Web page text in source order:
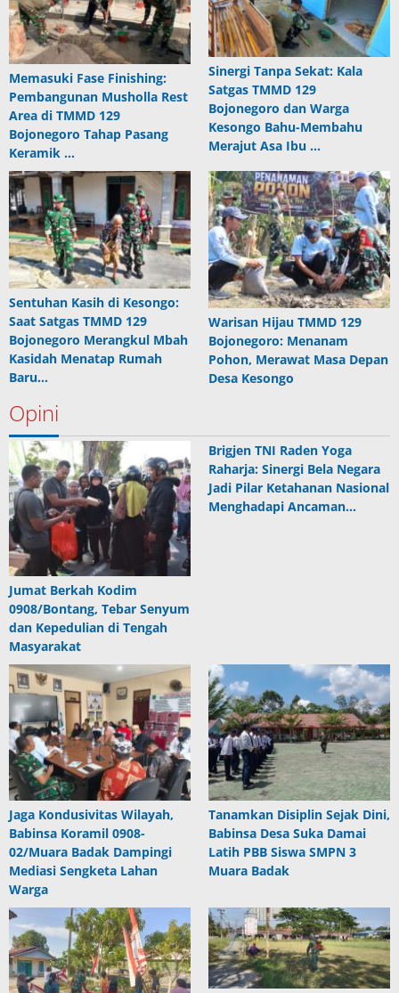
Memasuki Fase Finishing:
Pembangunan Musholla Rest
Area di TMMD 129
Bojonegoro Tahap Pasang
Keramik …
Sinergi Tanpa Sekat: Kala
Satgas TMMD 129
Bojonegoro dan Warga
Kesongo Bahu-Membahu
Merajut Asa Ibu …
Sentuhan Kasih di Kesongo:
Saat Satgas TMMD 129
Bojonegoro Merangkul Mbah
Kasidah Menatap Rumah
Baru…
Warisan Hijau TMMD 129
Bojonegoro: Menanam
Pohon, Merawat Masa Depan
Desa Kesongo
Opini
Jumat Berkah Kodim
0908/Bontang, Tebar Senyum
dan Kepedulian di Tengah
Masyarakat
Brigjen TNI Raden Yoga
Raharja: Sinergi Bela Negara
Jadi Pilar Ketahanan Nasional
Menghadapi Ancaman…
Jaga Kondusivitas Wilayah,
Babinsa Koramil 0908-
02/Muara Badak Dampingi
Mediasi Sengketa Lahan
Warga
Tanamkan Disiplin Sejak Dini,
Babinsa Desa Suka Damai
Latih PBB Siswa SMPN 3
Muara Badak